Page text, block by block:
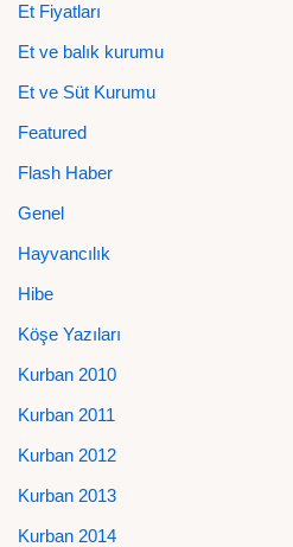
Et Fiyatları
Et ve balık kurumu
Et ve Süt Kurumu
Featured
Flash Haber
Genel
Hayvancılık
Hibe
Köşe Yazıları
Kurban 2010
Kurban 2011
Kurban 2012
Kurban 2013
Kurban 2014